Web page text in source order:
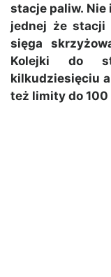
stacje paliw. Nie
jednej że stacji
sięga
Kolejki do
kilkudziesięciu
też limity do 100